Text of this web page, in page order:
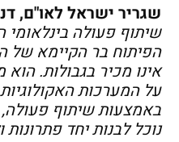
שגריר ישראל לאו"ם,
שיתוף פעולה
הפיתוח בר הקיימא של
אינו מכיר בגבולות.
על המערכות
באמצעות שיתוף
נוכל לבנות יחד